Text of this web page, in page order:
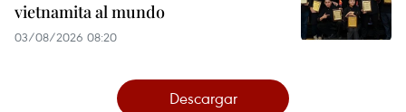
vietnamita al mundo
03/08/2026 08:20
Descargar